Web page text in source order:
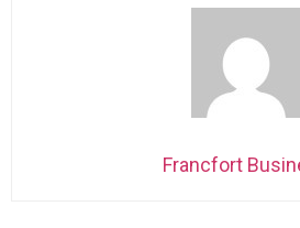
Francfort